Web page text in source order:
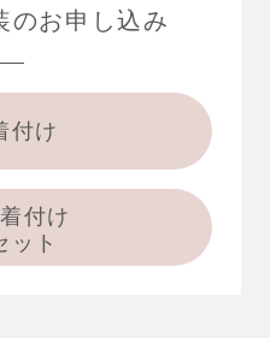
のお申し込み
付け
付け
ット